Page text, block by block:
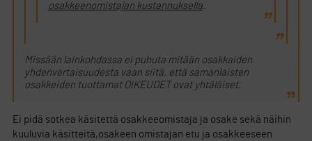
osakkeenomistajan kustannuksella.
Missään lainkohdassa ei puhuta mitään osakkaiden
yhdenvertaisuudesta vaan siitä, että samanlaisten
osakkeiden tuottamat OIKEUDET ovat yhtäläiset.
Ei pidä sotkea käsitettä osakkeeomistaja ja osake sekä näihin
kuuluvia käsitteitä,osakeen omistajan etu ja osakkeeseen